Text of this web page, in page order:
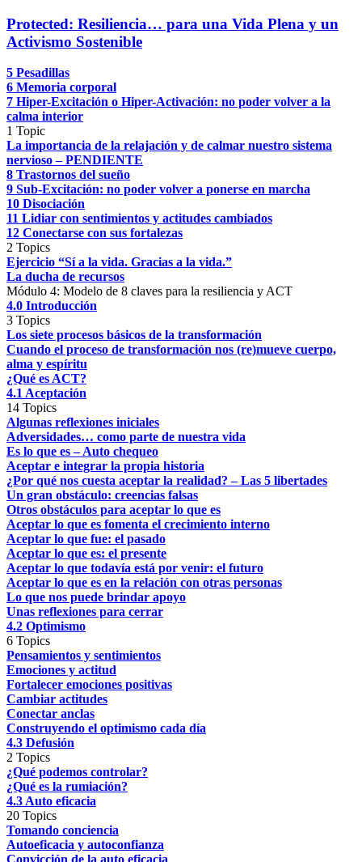
Protected: Resiliencia… para una Vida Plena y un
Activismo Sostenible
5 Pesadillas
6 Memoria corporal
7 Hiper-Excitación o Hiper-Activación: no poder volver a la
calma interior
1 Topic
La importancia de la relajación y de calmar nuestro sistema
nervioso – PENDIENTE
8 Trastornos del sueño
9 Sub-Excitación: no poder volver a ponerse en marcha
10 Disociación
11 Lidiar con sentimientos y actitudes cambiados
12 Conectarse con sus fortalezas
2 Topics
Ejercicio “Sí a la vida. Gracias a la vida.”
La ducha de recursos
Módulo 4: Modelo de 8 claves para la resiliencia y ACT
4.0 Introducción
3 Topics
Los siete procesos básicos de la transformación
Cuando el proceso de transformación nos (re)mueve cuerpo,
alma y espíritu
¿Qué es ACT?
4.1 Aceptación
14 Topics
Algunas reflexiones iniciales
Adversidades… como parte de nuestra vida
Es lo que es – Auto chequeo
Aceptar e integrar la propia historia
¿Por qué nos cuesta aceptar la realidad? – Las 5 libertades
Un gran obstáculo: creencias falsas
Otros obstáculos para aceptar lo que es
Aceptar lo que es fomenta el crecimiento interno
Aceptar lo que fue: el pasado
Aceptar lo que es: el presente
Aceptar lo que todavía está por venir: el futuro
Aceptar lo que es en la relación con otras personas
Lo que nos puede brindar apoyo
Unas reflexiones para cerrar
4.2 Optimismo
6 Topics
Pensamientos y sentimientos
Emociones y actitud
Fortalecer emociones positivas
Cambiar actitudes
Conectar anclas
Construyendo el optimismo cada día
4.3 Defusión
2 Topics
¿Qué podemos controlar?
¿Qué es la rumiación?
4.3 Auto eficacia
20 Topics
Tomando conciencia
Autoeficacia y autoconfianza